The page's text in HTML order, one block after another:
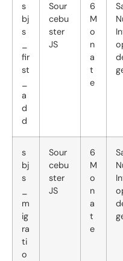
s
bj
s
fir
st
a
d
d
Sour
cebu
ster
JS
6
M
o
n
a
t
e
s
bj
s
m
ig
ra
ti
o
Sour
cebu
ster
JS
6
M
o
n
a
t
e